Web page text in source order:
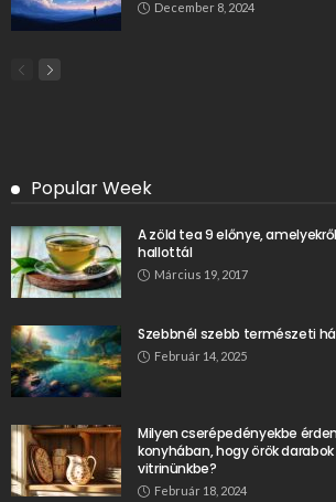
December 8, 2024
Popular Week
A zöld tea 9 előnye,
hallottál
Március 19, 2017
Szebbnél szebb természeti
Február 14, 2025
Milyen cserépedényekbe
konyhában, hogy örök
vitrinünkbe?
Február 18, 2024